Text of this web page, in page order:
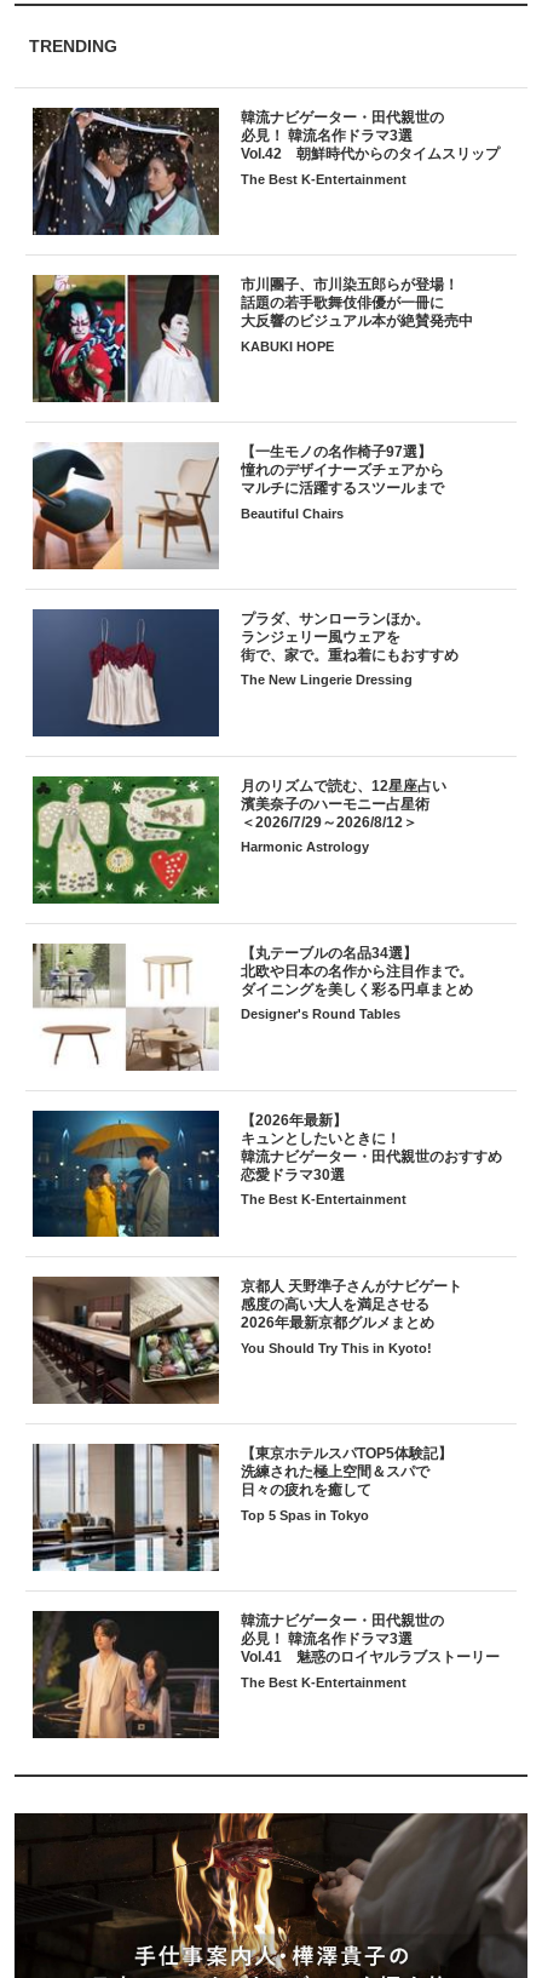
TRENDING
韓流ナビゲーター・田代親世の
必見！ 韓流名作ドラマ3選
Vol.42 朝鮮時代からのタイムスリップ
The Best K-Entertainment
市川團子、市川染五郎らが登場！
話題の若手歌舞伎俳優が一冊に
大反響のビジュアル本が絶賛発売中
KABUKI HOPE
【一生モノの名作椅子97選】
憧れのデザイナーズチェアから
マルチに活躍するスツールまで
Beautiful Chairs
プラダ、サンローランほか。
ランジェリー風ウェアを
街で、家で。重ね着にもおすすめ
The New Lingerie Dressing
月のリズムで読む、12星座占い
濱美奈子のハーモニー占星術
＜2026/7/29～2026/8/12＞
Harmonic Astrology
【丸テーブルの名品34選】
北欧や日本の名作から注目作まで。
ダイニングを美しく彩る円卓まとめ
Designer's Round Tables
【2026年最新】
キュンとしたいときに！
韓流ナビゲーター・田代親世のおすすめ
恋愛ドラマ30選
The Best K-Entertainment
京都人 天野準子さんがナビゲート
感度の高い大人を満足させる
2026年最新京都グルメまとめ
You Should Try This in Kyoto!
【東京ホテルスパTOP5体験記】
洗練された極上空間＆スパで
日々の疲れを癒して
Top 5 Spas in Tokyo
韓流ナビゲーター・田代親世の
必見！ 韓流名作ドラマ3選
Vol.41 魅惑のロイヤルラブストーリー
The Best K-Entertainment